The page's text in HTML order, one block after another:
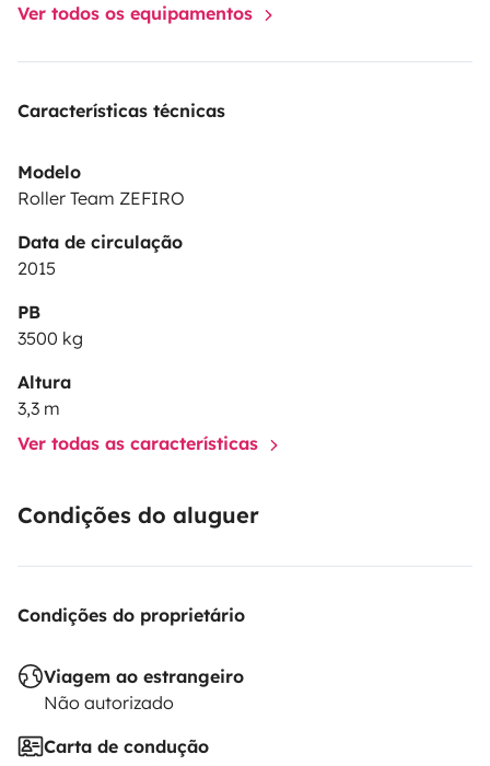
Ver todos os equipamentos
Características técnicas
Modelo
Roller Team ZEFIRO
Data de circulação
2015
PB
3500 kg
Altura
3,3 m
Ver todas as características
Condições do aluguer
Condições do proprietário
Viagem ao estrangeiro
Não autorizado
Carta de condução